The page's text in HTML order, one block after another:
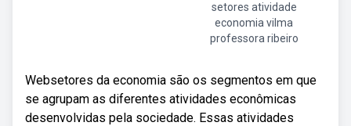
setores atividade
economia vilma
professora ribeiro
Websetores da economia são os segmentos em que
se agrupam as diferentes atividades econômicas
desenvolvidas pela sociedade. Essas atividades